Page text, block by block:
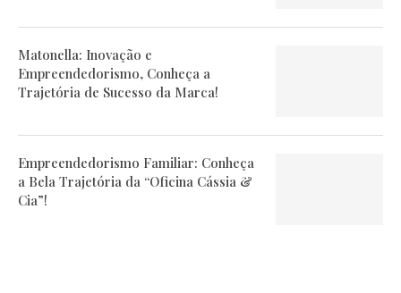
Matonella: Inovação e
Empreendedorismo, Conheça a
Trajetória de Sucesso da Marca!
Empreendedorismo Familiar: Conheça
a Bela Trajetória da “Oficina Cássia &
Cia”!